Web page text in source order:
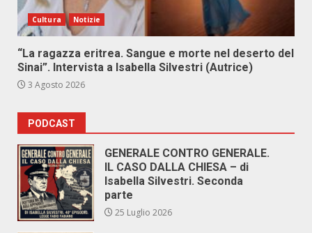
Cultura Notizie
“La ragazza eritrea. Sangue e morte nel deserto del
Sinai”. Intervista a Isabella Silvestri (Autrice)
3 Agosto 2026
PODCAST
GENERALE CONTRO GENERALE.
IL CASO DALLA CHIESA – di
Isabella Silvestri. Seconda
parte
25 Luglio 2026